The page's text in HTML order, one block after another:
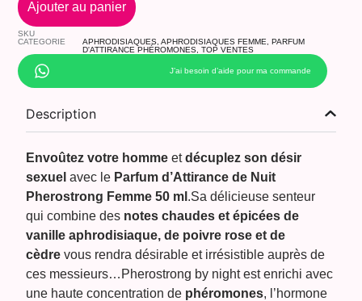
Ajouter au panier
SKU
CATEGORIE
APHRODISIAQUES, APHRODISIAQUES FEMME
PARFUM
D'ATTIRANCE PHÉROMONES, TOP VENTES
J’ai besoin d’aide pour ma commande
Description
Envoûtez votre homme etdécuplez son désir
sexuel avec le Parfum d’Attirance de Nuit
Pherostrong Femme 50 ml .Sa délicieuse senteur
qui combine des notes chaudes et épicées de
vanille aphrodisiaque, de poivre rose et de
cèdrevous rendra désirable et irrésistible auprès de
ces messieurs…Pherostrong by night est enrichi avec
une haute concentration de phéromones, l’hormone